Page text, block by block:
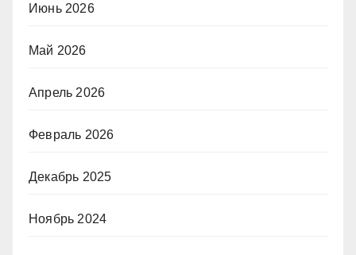
Июнь 2026
Май 2026
Апрель 2026
Февраль 2026
Декабрь 2025
Ноябрь 2024